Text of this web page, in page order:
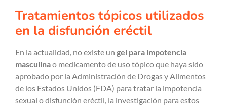
Tratamientos tópicos utilizados
en la disfunción eréctil
En la actualidad, no existe un gel para impotencia
masculinao medicamento de uso tópico que haya sido
aprobado por la Administración de Drogas y Alimentos
de los Estados Unidos (FDA) para tratar la impotencia
sexual o disfunción eréctil, la investigación para estos